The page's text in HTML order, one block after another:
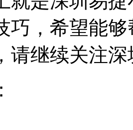
巧，希望能
请继续关注